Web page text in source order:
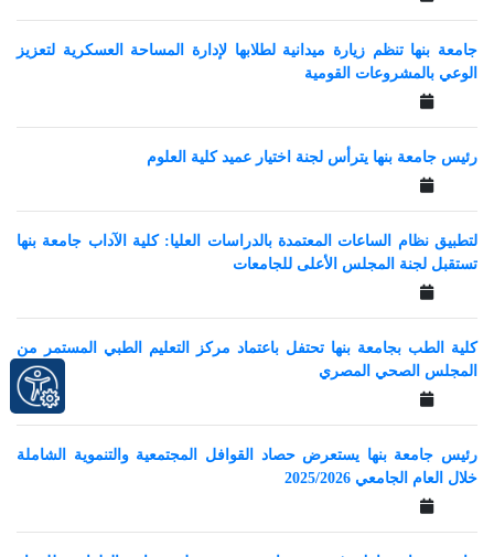
جامعة بنها تنظم زيارة ميدانية لطلابها لإدارة المساحة العسكرية لتعزيز
الوعي بالمشروعات القومية
رئيس جامعة بنها يترأس لجنة اختيار عميد كلية العلوم
لتطبيق نظام الساعات المعتمدة بالدراسات العليا: كلية الآداب جامعة بنها
تستقبل لجنة المجلس الأعلى للجامعات
كلية الطب بجامعة بنها تحتفل باعتماد مركز التعليم الطبي المستمر من
المجلس الصحي المصري
رئيس جامعة بنها يستعرض حصاد القوافل المجتمعية والتنموية الشاملة
خلال العام الجامعي 2025/2026